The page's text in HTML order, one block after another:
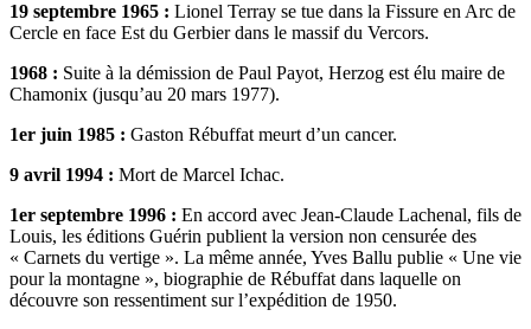
19 septembre 1965 : Lionel Terray se tue dans la Fissure en Arc de
Cercle en face Est du Gerbier dans le massif du Vercors.
1968 : Suite à la démission de Paul Payot, Herzog est élu maire de
Chamonix (jusqu’au 20 mars 1977).
1er juin 1985 : Gaston Rébuffat meurt d’un cancer.
9 avril 1994 : Mort de Marcel Ichac.
1er septembre 1996 : En accord avec Jean-Claude Lachenal, fils de
Louis, les éditions Guérin publient la version non censurée des
« Carnets du vertige ». La même année, Yves Ballu publie « Une vie
pour la montagne », biographie de Rébuffat dans laquelle on
découvre son ressentiment sur l’expédition de 1950.